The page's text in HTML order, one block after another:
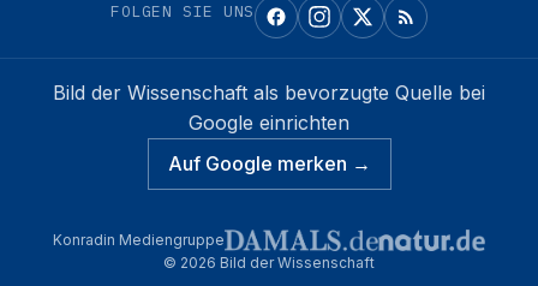
FOLGEN SIE UNS
Bild der Wissenschaft als bevorzugte Quelle bei
Google einrichten
Auf Google merken →
Konradin Mediengruppe
© 2026 Bild der Wissenschaft